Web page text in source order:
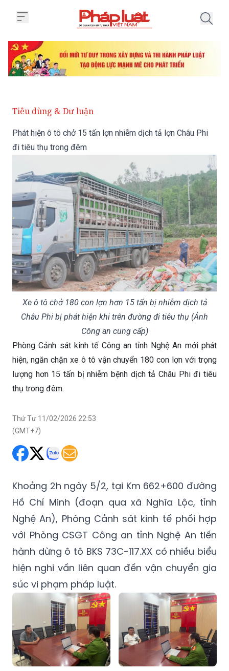
Tiêu dùng & Dư luận
Phát hiện ô tô chở 15 tấn lợn nhiễm dịch tả lợn Châu Phi
đi tiêu thụ trong đêm
Xe ô tô chở 180 con lợn hơn 15 tấn bị nhiễm dịch tả
Châu Phi bị phát hiện khi trên đường đi tiêu thụ (Ảnh
Công an cung cấp)
Phòng Cảnh sát kinh tế Công an tỉnh Nghệ An mới phát
hiện, ngăn chặn xe ô tô vận chuyển 180 con lợn với trọng
lượng hơn 15 tấn bị nhiễm bệnh dịch tả Châu Phi đi tiêu
thụ trong đêm.
Thứ Tư 11/02/2026 22:53
(GMT+7)
Khoảng 2h ngày 5/2, tại Km 662+600 đường
Hồ Chí Minh (đoạn qua xã Nghĩa Lộc, tỉnh
Nghệ An), Phòng Cảnh sát kinh tế phối hợp
với Phòng CSGT Công an tỉnh Nghệ An tiến
hành dừng ô tô BKS 73C-117.XX có nhiều biểu
hiện nghi vấn liên quan đến vận chuyển gia
súc vi phạm pháp luật.